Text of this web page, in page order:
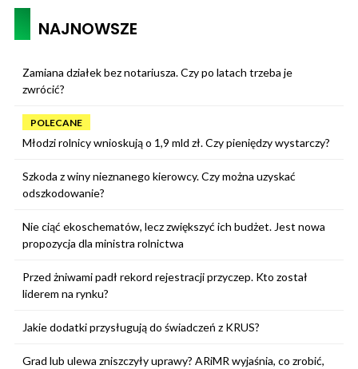
NAJNOWSZE
Zamiana działek bez notariusza. Czy po latach trzeba je
zwrócić?
POLECANE
Młodzi rolnicy wnioskują o 1,9 mld zł. Czy pieniędzy wystarczy?
Szkoda z winy nieznanego kierowcy. Czy można uzyskać
odszkodowanie?
Nie ciąć ekoschematów, lecz zwiększyć ich budżet. Jest nowa
propozycja dla ministra rolnictwa
Przed żniwami padł rekord rejestracji przyczep. Kto został
liderem na rynku?
Jakie dodatki przysługują do świadczeń z KRUS?
Grad lub ulewa zniszczyły uprawy? ARiMR wyjaśnia, co zrobić,